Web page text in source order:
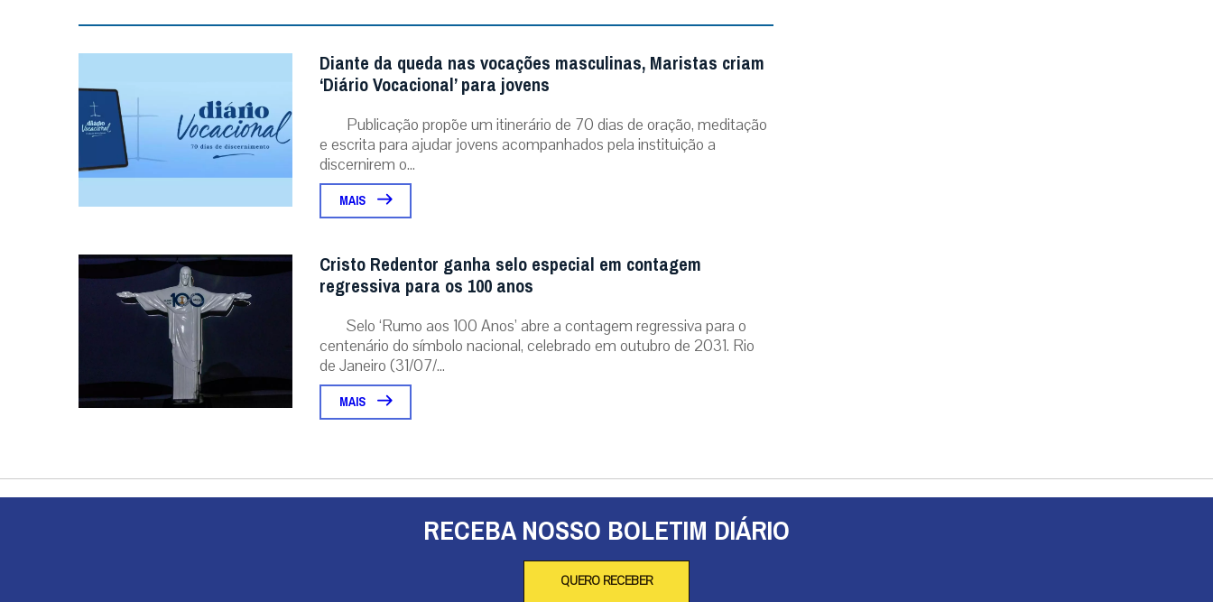
Diante da queda nas vocações masculinas, Maristas criam
‘Diário Vocacional’ para jovens
Publicação propõe um itinerário de 70 dias de oração, meditação
e escrita para ajudar jovens acompanhados pela instituição a
discernirem o...
MAIS
Cristo Redentor ganha selo especial em contagem
regressiva para os 100 anos
Selo ‘Rumo aos 100 Anos’ abre a contagem regressiva para o
centenário do símbolo nacional, celebrado em outubro de 2031. Rio
de Janeiro (31/07/...
MAIS
RECEBA NOSSO BOLETIM DIÁRIO
QUERO RECEBER